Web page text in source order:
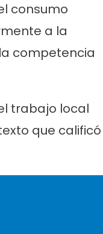
consumo
a la
competencia
trabajo local
que calificó
Noticias Principal